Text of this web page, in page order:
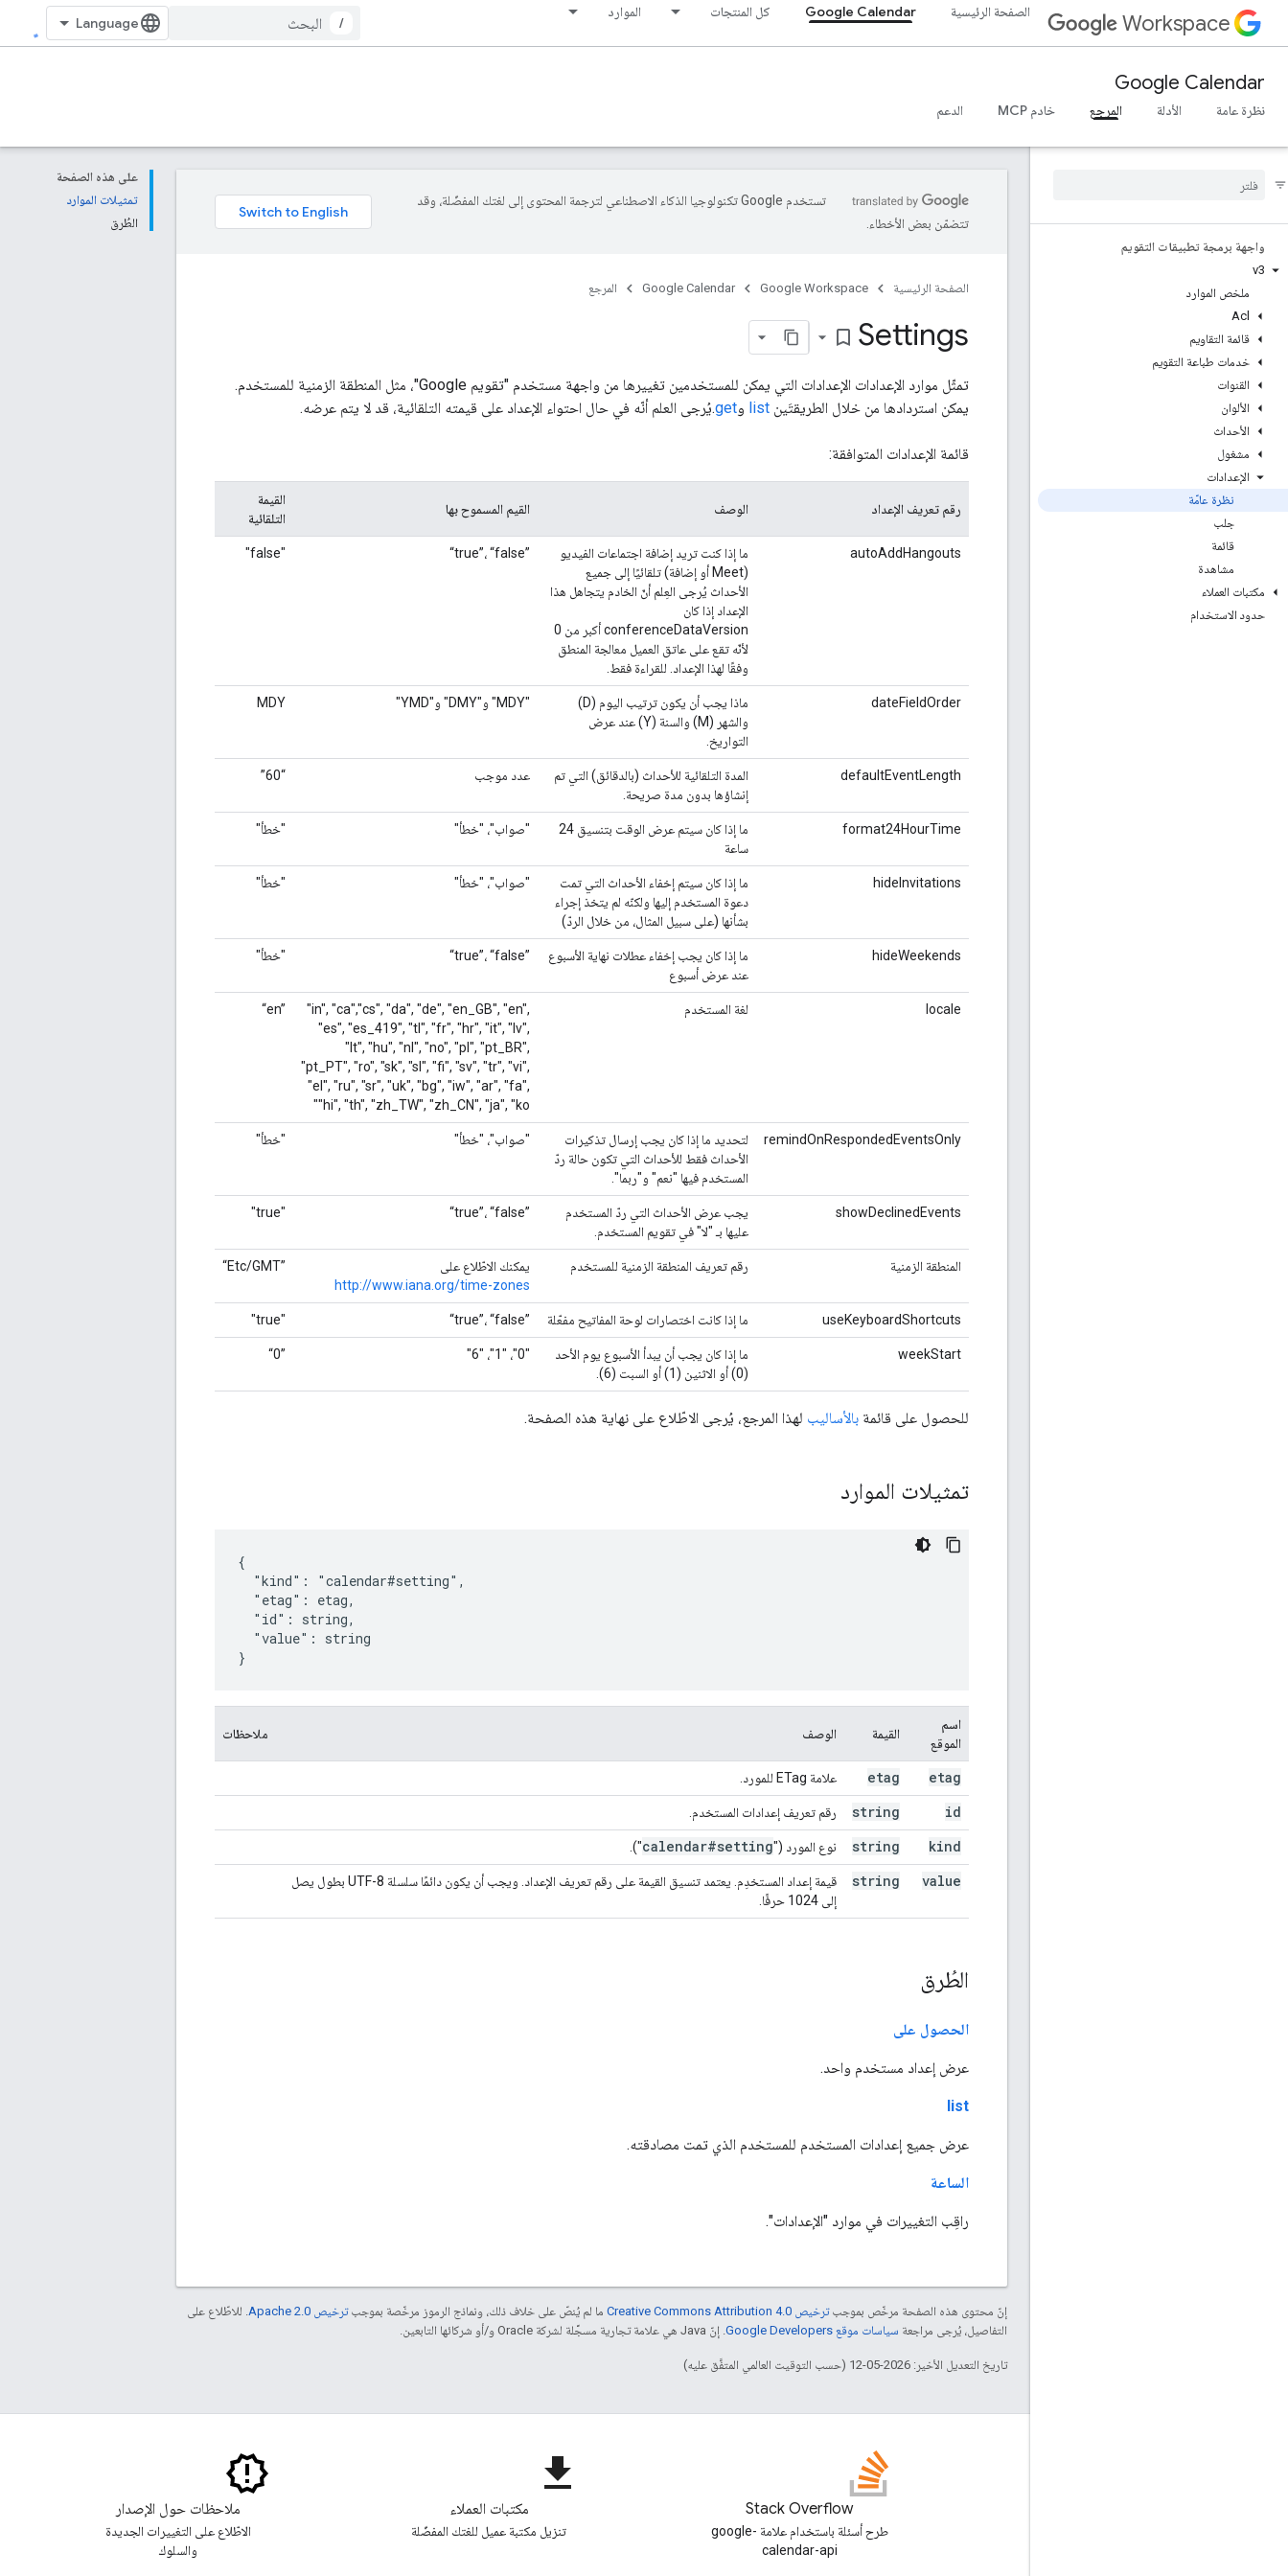
Workspace الصفحة الرئيسية Google Calendar كل المنتجات الموارد
/
Google Calendar
نظرة عامة الأدلة المرجع خادم MCP الدعم
واجهة برمجة تطبيقات التقويم
v3
ملخص الموارد
Acl
قائمة التقاويم
خدمات طباعة التقويم
القنوات
الألوان
الأحداث
مشغول
الإعدادات
نظرة عامّة
جلب
قائمة
مشاهدة
مكتبات العملاء
حدود الاستخدام
على هذه الصفحة
تمثيلات الموارد
الطُرق
تستخدم Google تكنولوجيا الذكاء الاصطناعي لترجمة المحتوى إلى لغتك المفضّلة، وقد
تتضمّن بعض الأخطاء.
الصفحة الرئيسية Google Workspace
Google Calendar المرجع
Settings
bookmark_border
تمثّل موارد الإعدادات الإعدادات التي يمكن للمستخدمين تغييرها من واجهة مستخدم "تقويم Google"، مثل المنطقة الزمنية للمستخدم.
يمكن استردادها من خلال الطريقتَين list وget.يُرجى العلم أنّه في حال احتواء الإعداد على قيمته التلقائية، قد لا يتم عرضه.
قائمة الإعدادات المتوافقة:
رقم تعريف الإعداد الوصف القيم المسموح بها
القيمة
التلقائية
autoAddHangouts
ما إذا كنت تريد إضافة اجتماعات الفيديو
(Meet أو إضافة) تلقائيًا إلى جميع
الأحداث يُرجى العِلم أنّ الخادم يتجاهل هذا
الإعداد إذا كان
conferenceDataVersion أكبر من 0
لأنّه تقع على عاتق العميل معالجة المنطق
وفقًا لهذا الإعداد. للقراءة فقط.
‎“true”‎، ‎“false”‎ "false"
dateFieldOrder
ماذا يجب أن يكون ترتيب اليوم (D)
والشهر (M) والسنة (Y) عند عرض
التواريخ.
"MDY" و"DMY" و"YMD" MDY
defaultEventLength
المدة التلقائية للأحداث (بالدقائق) التي تم
إنشاؤها بدون مدة صريحة.
عدد موجب “60”
format24HourTime
ما إذا كان سيتم عرض الوقت بتنسيق 24
ساعة
"صواب"، "خطأ" "خطأ"
hideInvitations
ما إذا كان سيتم إخفاء الأحداث التي تمت
دعوة المستخدم إليها ولكنّه لم يتخذ إجراء
بشأنها (على سبيل المثال، من خلال الردّ)
"صواب"، "خطأ" "خطأ"
hideWeekends
ما إذا كان يجب إخفاء عطلات نهاية الأسبوع
عند عرض أسبوع
‎“true”‎، ‎“false”‎ "خطأ"
locale لغة المستخدم
‎"in", "ca","cs", "da", "de", "en_GB", "en",
"es", "es_419", "tl", "fr", "hr", "it", "lv",
"lt", "hu", "nl", "no", "pl", "pt_BR",
"pt_PT", "ro", "sk", "sl", "fi", "sv", "tr", "vi",
"el", "ru", "sr", "uk", "bg", "iw", "ar", "fa",
"hi", "th", "zh_TW", "zh_CN", "ja", "ko"
‎“en”‎
remindOnRespondedEventsOnly
لتحديد ما إذا كان يجب إرسال تذكيرات
الأحداث فقط للأحداث التي تكون حالة ردّ
المستخدم فيها "نعم" و"ربما".
"صواب"، "خطأ" "خطأ"
showDeclinedEvents
يجب عرض الأحداث التي ردّ المستخدم
عليها بـ "لا" في تقويم المستخدم.
‎“true”‎، ‎“false”‎ "true"
المنطقة الزمنية رقم تعريف المنطقة الزمنية للمستخدم
يمكنك الاطّلاع على
http://www.iana.org/time-zones
‎“Etc/GMT”‎
useKeyboardShortcuts ما إذا كانت اختصارات لوحة المفاتيح مفعّلة ‎“true”‎، ‎“false”‎ "true"
weekStart
ما إذا كان يجب أن يبدأ الأسبوع يوم الأحد
(0) أو الاثنين (1) أو السبت (6).
"0"، "1"، "6" ‎“0”‎
للحصول على قائمة بالأساليب لهذا المرجع، يُرجى الاطّلاع على نهاية هذه الصفحة.
تمثيلات الموارد
{
  "kind": "calendar#setting",
  "etag":
etag,
  "id":
string,
  "value":
string
}
اسم
الموقع
القيمة الوصف ملاحظات
etag
etag علامة ETag للمورد.
id
string رقم تعريف إعدادات المستخدم.
kind
string نوع المورد ("calendar#setting
").
value
string
قيمة إعداد المستخدِم. يعتمد تنسيق القيمة على رقم تعريف الإعداد. ويجب أن يكون دائمًا سلسلة UTF-8 بطول يصل
إلى 1024 حرفًا.
الطُرق
الحصول على
عرض إعداد مستخدم واحد.
list
عرض جميع إعدادات المستخدم للمستخدم الذي تمت مصادقته.
الساعة
راقِب التغييرات في موارد "الإعدادات".
إنّ محتوى هذه الصفحة مرخّص بموجبترخيص Creative Commons Attribution 4.0‏ ما لم يُنصّ على خلاف ذلك، ونماذج الرموز مرخّصة بموجبترخيص Apache 2.0‏
. للاطّلاع على
التفاصيل، يُرجى مراجعة سياسات موقع Google Developers‏ . إنّ Java هي علامة تجارية مسجَّلة لشركة Oracle و/أو شركائها التابعين.
تاريخ التعديل الأخير: 2026-05-12 (حسب التوقيت العالمي المتفَّق عليه)
Stack Overflow
طرح أسئلة باستخدام علامة google-
calendar-api
file_download
مكتبات العملاء
تنزيل مكتبة عميل للغتك المفضّلة
ملاحظات حول الإصدار
الاطّلاع على التغييرات الجديدة
والسلوك